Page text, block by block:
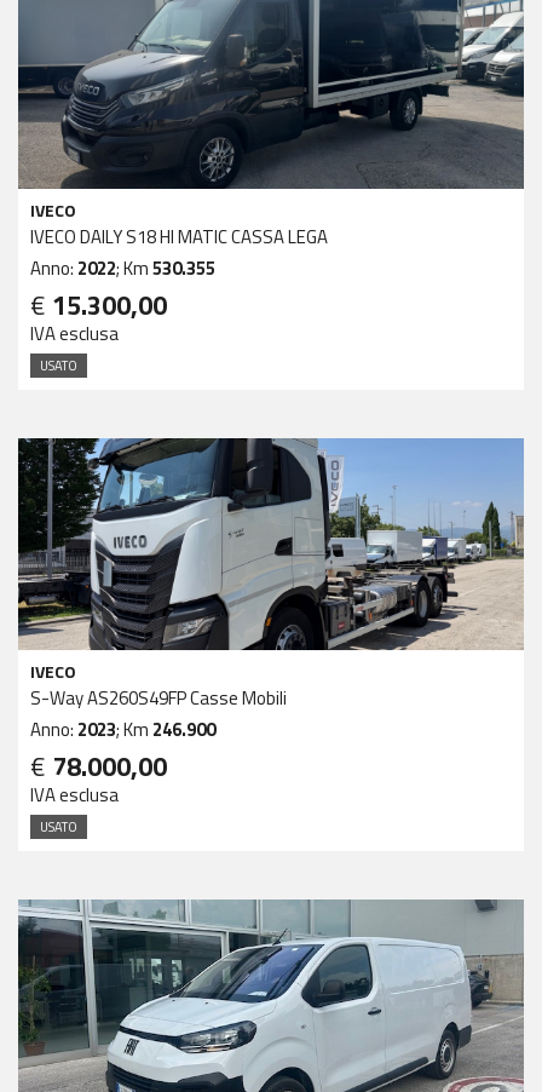
IVECO
IVECO DAILY S18 HI MATIC CASSA LEGA
Anno: 2022; Km530.355
€ 15.300,00
IVA esclusa
USATO
IVECO
S-Way AS260S49FP Casse Mobili
Anno: 2023; Km 246.900
€ 78.000,00
IVA esclusa
USATO